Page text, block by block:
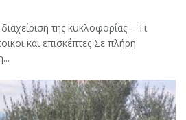
της κυκλοφορίας – Τι
και επισκέπτες Σε πλήρη